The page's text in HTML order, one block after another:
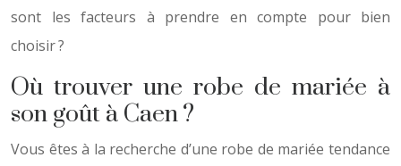
sont les facteurs à prendre en compte pour bien
choisir ?
Où trouver une robe de mariée à
son goût à Caen ?
Vous êtes à la recherche d’une robe de mariée tendance